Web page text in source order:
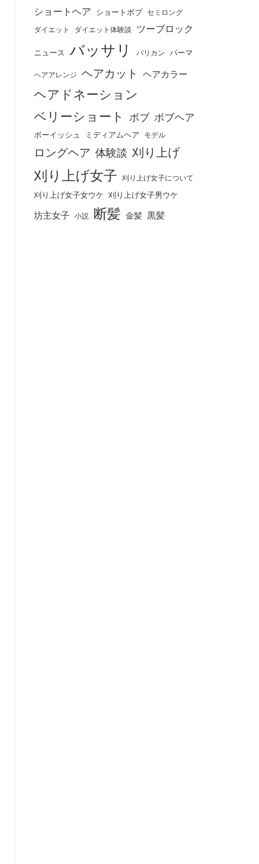
ショートヘア ショートボブ セミロング
ダイエット ダイエット体験談 ツーブロック
ニュース バッサリ バリカン パーマ
ヘアアレンジ ヘアカット ヘアカラー
ヘアドネーション
ベリーショート
ボブ ボブヘア
ボーイッシュ ミディアムヘア モデル
ロングヘア 体験談 刈り上げ
刈り上げ女子 刈り上げ女子について
刈り上げ女子女ウケ 刈り上げ女子男ウケ
坊主女子 小説 断髪 金髪 黒髪